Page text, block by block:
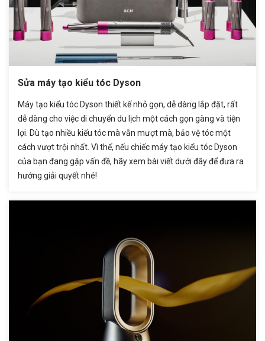
Sửa máy tạo kiểu tóc Dyson
Máy tạo kiểu tóc Dyson thiết kế nhỏ gọn, dễ dàng lắp đặt, rất
dễ dàng cho việc di chuyển du lịch một cách gọn gàng và tiện
lợi. Dù tạo nhiều kiểu tóc mà vẫn mượt mà, bảo vệ tóc một
cách vượt trội nhất. Vì thế, nếu chiếc máy tạo kiểu tóc Dyson
của bạn đang gặp vấn đề, hãy xem bài viết dưới đây để đưa ra
hướng giải quyết nhé!